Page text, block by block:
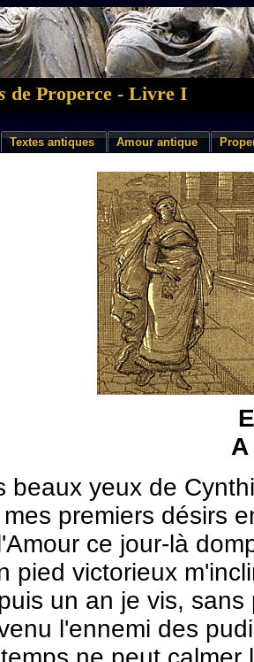
de Properce - Livre I
Textes antiques Amour antique
A
beaux yeux de
mes premiers désirs
ce jour-là
pied victorieux
un an je vis, sans
l'ennemi des